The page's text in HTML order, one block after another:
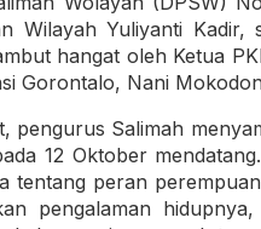
Wilayah Yuliyanti
hangat oleh Ketua
Gorontalo, Nani
pengurus Salimah
12 Oktober
tentang peran
pengalaman